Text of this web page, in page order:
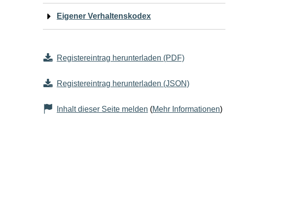
Eigener Verhaltenskodex
Registereintrag herunterladen (PDF)
Registereintrag herunterladen (JSON)
Inhalt dieser Seite melden (Mehr Informationen)